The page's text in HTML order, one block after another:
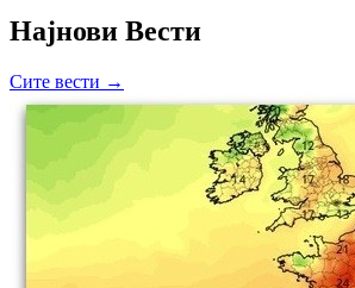
Најнови Вести
Сите вести →